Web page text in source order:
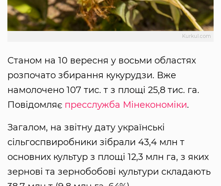
Kurkul.com
Станом на 10 вересня у восьми областях
розпочато збирання кукурудзи. Вже
намолочено 107 тис. т з площі 25,8 тис. га.
Повідомляє пресслужба Мінекономіки.
Загалом, на звітну дату українські
сільгоспвиробники зібрали 43,4 млн т
основних культур з площі 12,3 млн га, з яких
зернові та зернобобові культури складають